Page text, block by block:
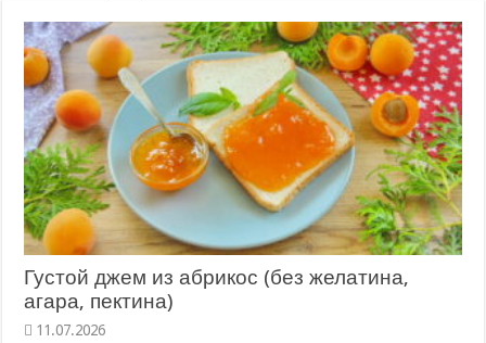
Густой джем из абрикос (без желатина,
агара, пектина)
11.07.2026